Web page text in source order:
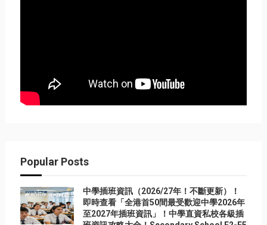
Popular Posts
中學插班資訊（2026/27年！不斷更新）！
即時查看「全港首50間最受歡迎中學2026年
至2027年插班資訊」！中學直資私校各級插